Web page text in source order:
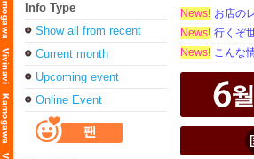
Info Type
Show all from recent
Current month
Upcoming event
Online Event
News! お店の
News! 行くぞ
News! こんな